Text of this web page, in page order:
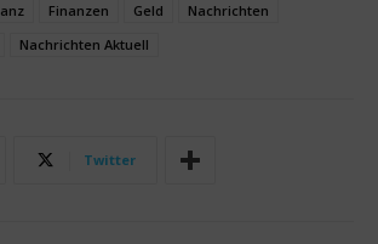
Finanzen Geld
Nachrichten
Nachrichten Aktuell
Twitter